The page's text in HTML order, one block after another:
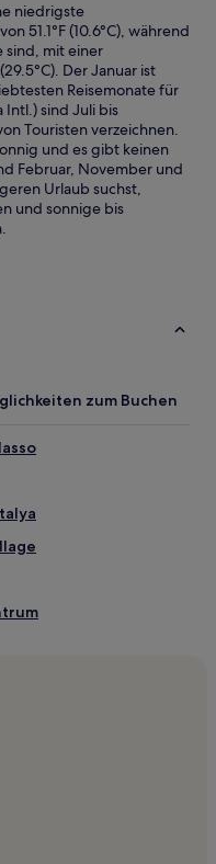
niedrigste
51.1°F (10.6°C), während
sind, mit einer
Der Januar ist
Reisemonate für
Intl.) sind Juli bis
Touristen verzeichnen.
und es gibt keinen
Februar, November und
Urlaub suchst,
und sonnige bis
zum Buchen
Antalya